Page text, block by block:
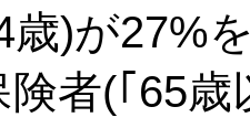
歳)が27%
者(｢65歳